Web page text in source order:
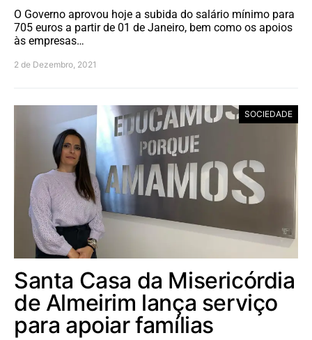
O Governo aprovou hoje a subida do salário mínimo para
705 euros a partir de 01 de Janeiro, bem como os apoios
às empresas…
2 de Dezembro, 2021
SOCIEDADE
Santa Casa da Misericórdia
de Almeirim lança serviço
para apoiar famílias